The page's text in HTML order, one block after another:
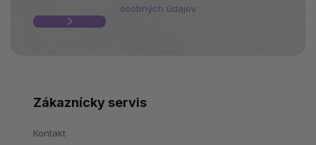
osobných údajov
Zákaznícky servis
Kontakt